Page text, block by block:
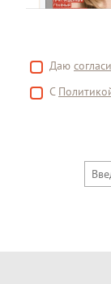
Даю
С